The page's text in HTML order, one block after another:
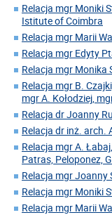
Relacja mgr Moniki
Istitute of Coimbra
Relacja mgr Marii
Relacja mgr Edyty
Relacja mgr Monika
Relacja mgr B.
mgr A. Kołodziej,
Relacja dr Joanny
Relacja dr inż. arch.
Relacja mgr A.
Patras, Peloponez,
Relacja mgr Joanny
Relacja mgr Moniki
Relacja mgr Marii